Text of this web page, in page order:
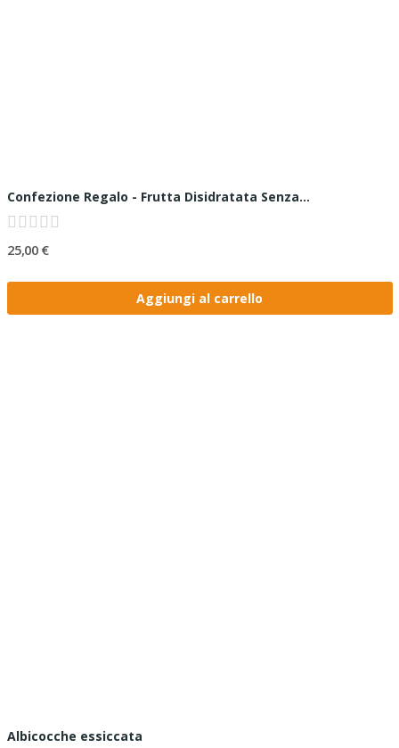
Confezione Regalo - Frutta Disidratata Senza...
25,00 €
Aggiungi al carrello
Albicocche essiccata